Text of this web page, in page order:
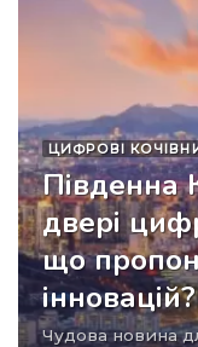
ЦИФРОВІ
Південна
двері
що
Чудова новина для всіх, хто мріє поєднати роботу